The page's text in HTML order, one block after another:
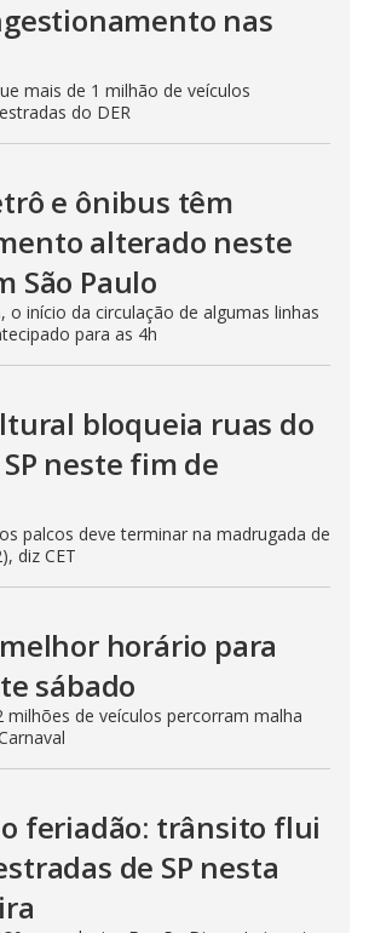
nas
mais de 1 milhão de veículos
do DER
e ônibus têm
alterado neste
São Paulo
o início da circulação de algumas linhas
para as 4h
bloqueia ruas do
neste fim de
palcos deve terminar na madrugada de
diz CET
horário para
sábado
milhões de veículos percorram malha
feriadão: trânsito flui
de SP nesta